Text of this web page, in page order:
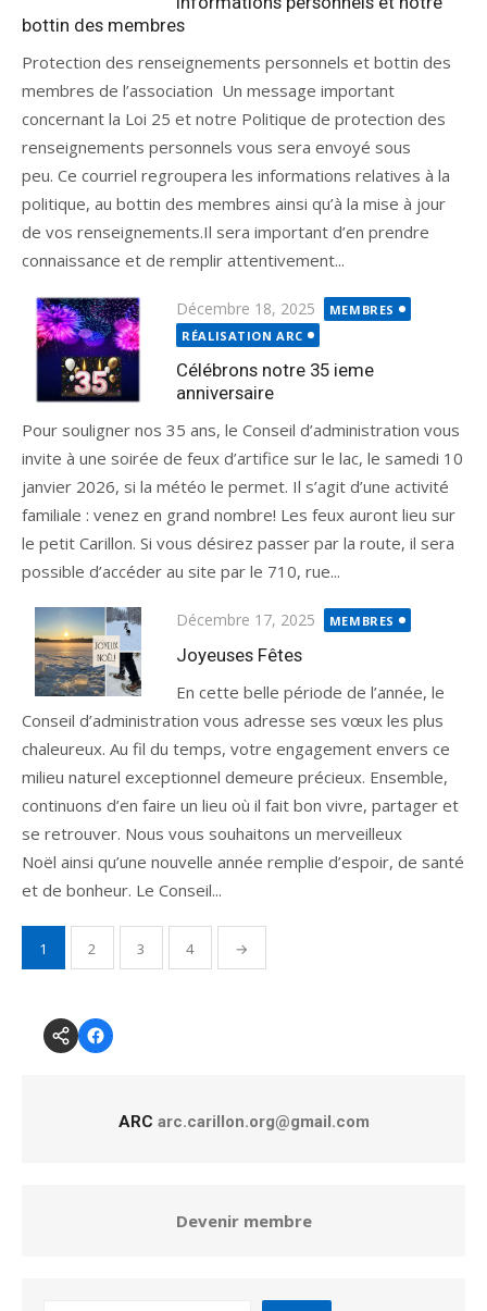
bottin des membres
Protection des renseignements personnels et bottin des
membres de l’association Un message important
concernant la Loi 25 et notre Politique de protection des
renseignements personnels vous sera envoyé sous
peu. Ce courriel regroupera les informations relatives à la
politique, au bottin des membres ainsi qu’à la mise à jour
de vos renseignements.Il sera important d’en prendre
connaissance et de remplir attentivement...
Décembre 18, 2025
MEMBRES
RÉALISATION ARC
Célébrons notre 35 ieme
anniversaire
Pour souligner nos 35 ans, le Conseil d’administration vous
invite à une soirée de feux d’artifice sur le lac, le samedi 10
janvier 2026, si la météo le permet. Il s’agit d’une activité
familiale : venez en grand nombre! Les feux auront lieu sur
le petit Carillon. Si vous désirez passer par la route, il sera
possible d’accéder au site par le 710, rue...
Décembre 17, 2025 MEMBRES
Joyeuses Fêtes
En cette belle période de l’année, le
Conseil d’administration vous adresse ses vœux les plus
chaleureux. Au fil du temps, votre engagement envers ce
milieu naturel exceptionnel demeure précieux. Ensemble,
continuons d’en faire un lieu où il fait bon vivre, partager et
se retrouver. Nous vous souhaitons un merveilleux
Noël ainsi qu’une nouvelle année remplie d’espoir, de santé
et de bonheur. Le Conseil...
1 2 3 4 →
ARC arc.carillon.org@gmail.com
Devenir membre